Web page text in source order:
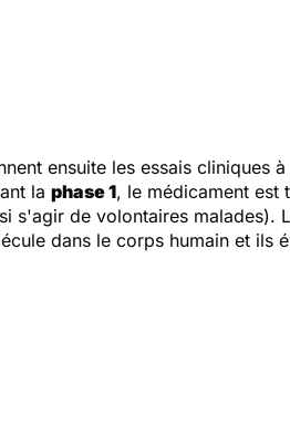
ensuite les essais cliniques
la phase 1, le médicament est
s'agir de volontaires malades).
dans le corps humain et ils